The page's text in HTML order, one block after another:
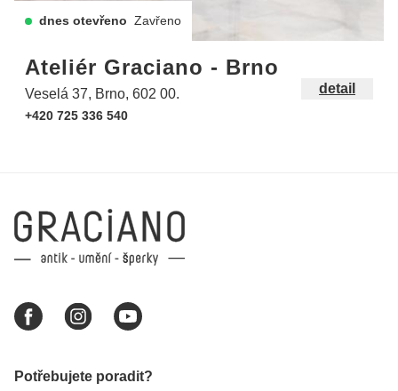
dnes otevřeno Zavřeno
Ateliér Graciano - Brno
Veselá 37, Brno, 602 00.
+420 725 336 540
detail
Potřebujete poradit?